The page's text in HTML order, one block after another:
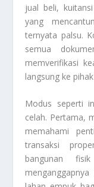
jual beli,
yang
ternyata palsu.
semua
memverifikasi
langsung ke
Modus seperti
celah. Pertama,
memahami
transaksi
bangunan